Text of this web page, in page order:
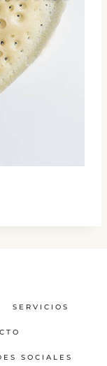
SERVICIOS
SOCIALES